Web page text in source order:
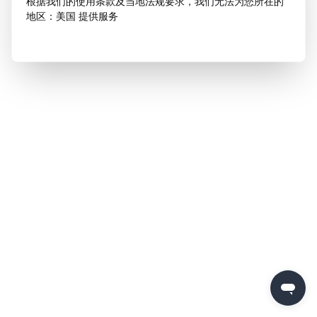
地区：美国 提供服务